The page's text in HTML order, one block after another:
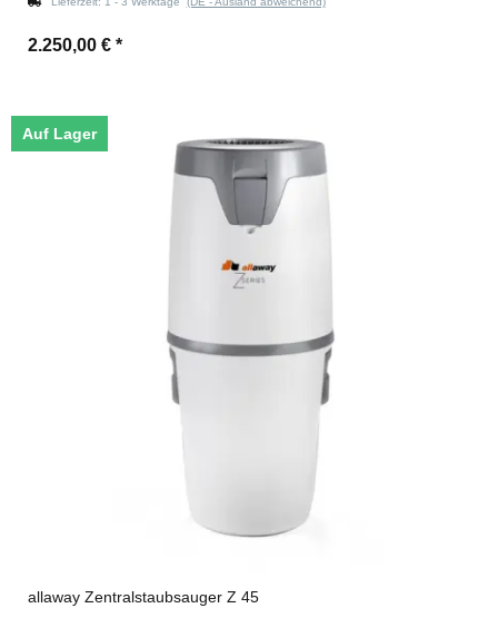
2.250,00 € *
Auf Lager
allaway Zentralstaubsauger Z 45